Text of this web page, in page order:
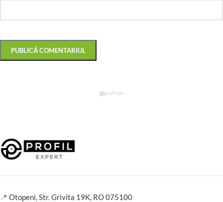
📍 Otopeni, Str. Grivita 19K, RO 075100